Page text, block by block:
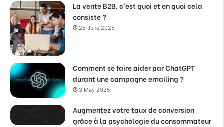
La vente B2B, c’est quoi et en quoi cela
consiste ?
25 June 2025
Comment se faire aider par ChatGPT
durant une campagne emailing ?
3 May 2025
Augmentez votre taux de conversion
grâce à la psychologie du consommateur